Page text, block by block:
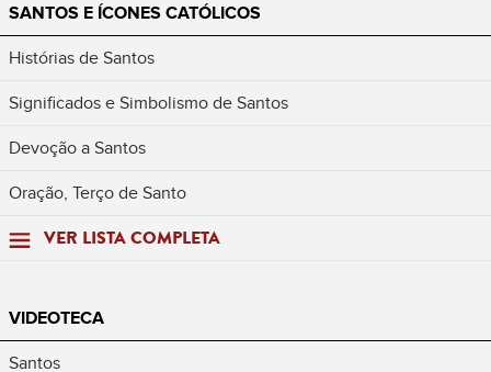
SANTOS E ÍCONES CATÓLICOS
Histórias de Santos
Significados e Simbolismo de Santos
Devoção a Santos
Oração, Terço de Santo
VER LISTA COMPLETA
VIDEOTECA
Santos